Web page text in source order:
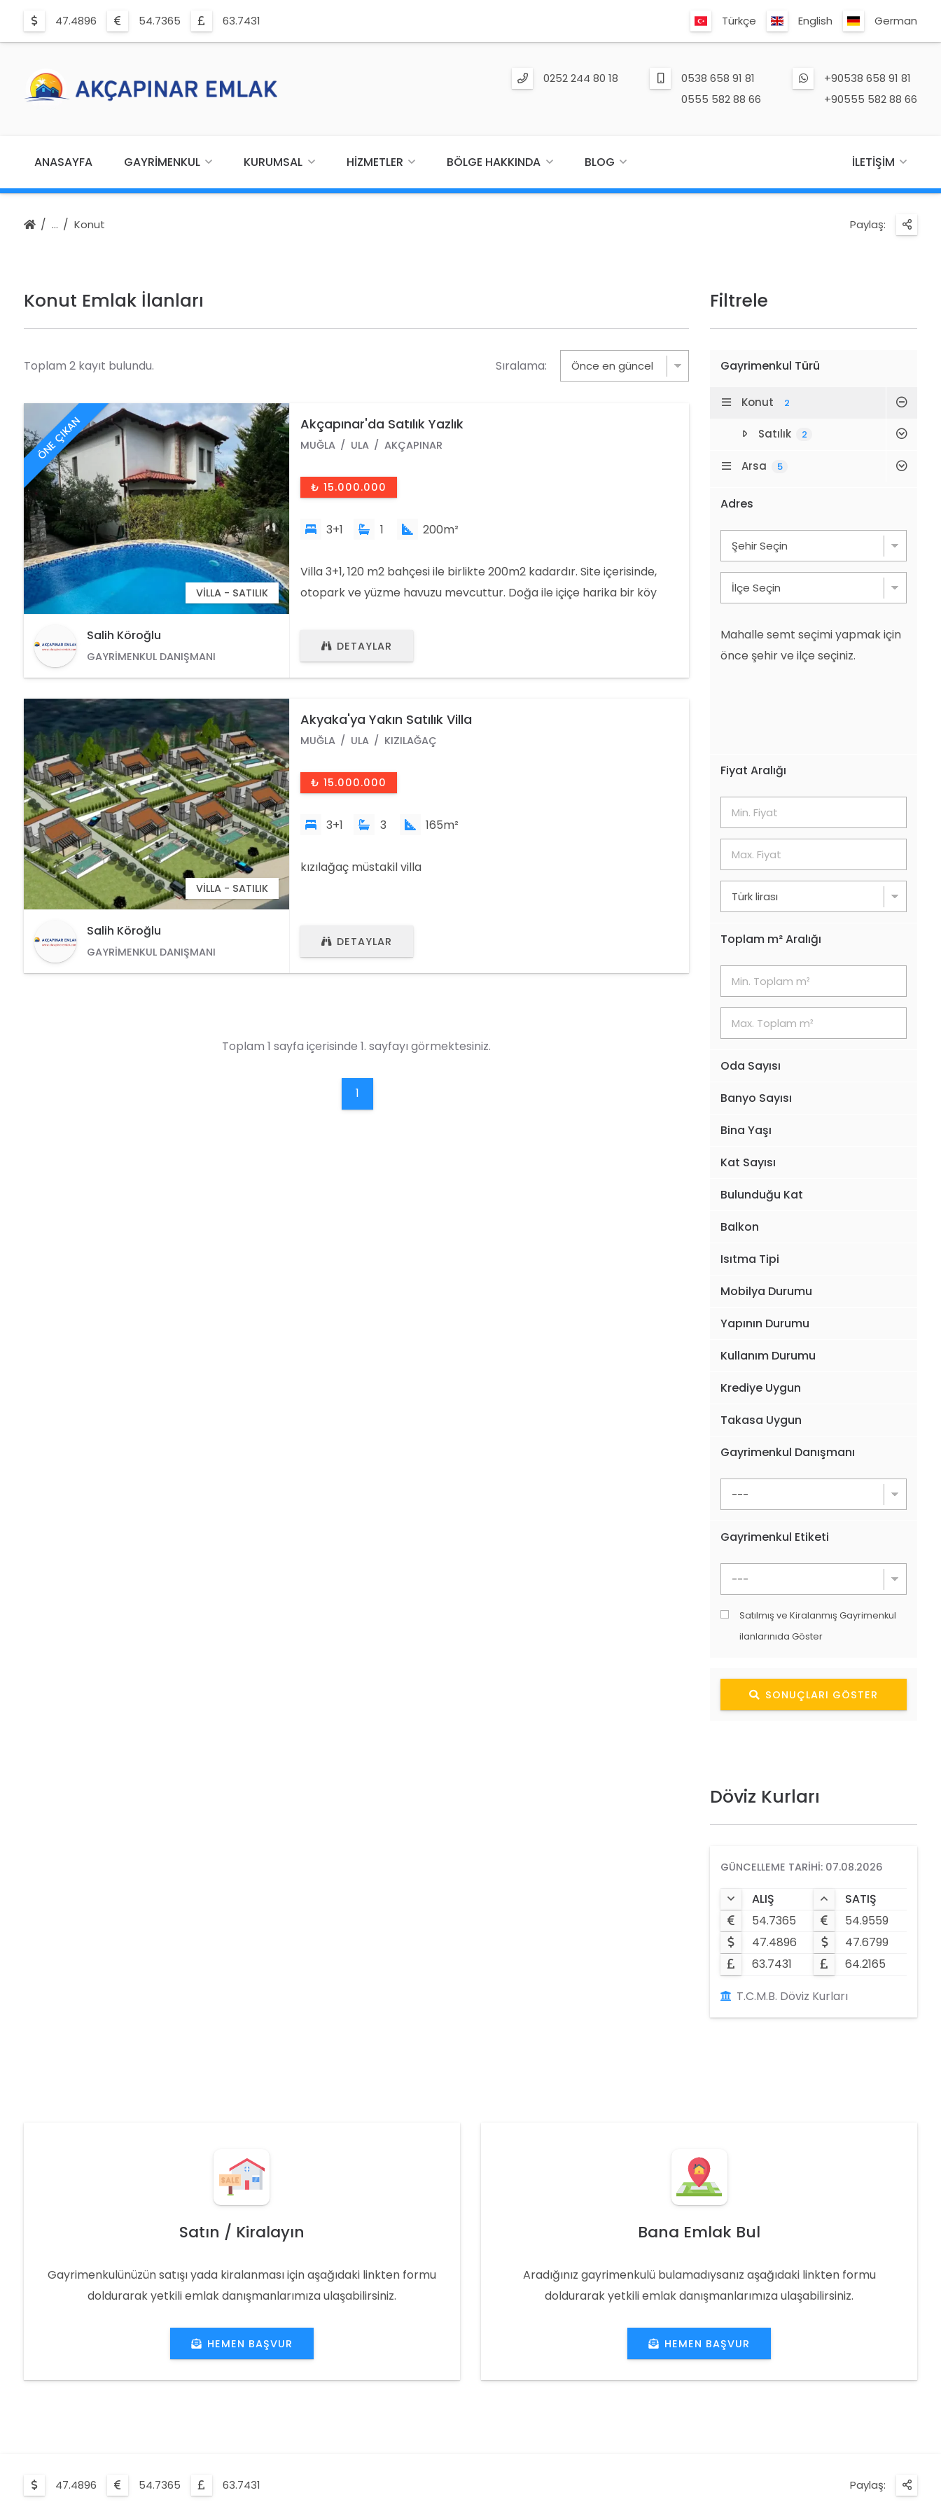
47.4896 54.7365 63.7431 Türkçe English German
0252 244 80 18
0538 658 91 81
0555 582 88 66
+90538 658 91 81
+90555 582 88 66
ANASAYFA GAYRIMENKUL KURUMSAL HIZMETLER BÖLGE HAKKINDA BLOG İLETIŞIM
Konut Paylaş:
Konut Emlak İlanları
Toplam 2 kayıt bulundu. Sıralama:
ÖNE ÇIKAN
VILLA - SATILIK
Akçapınar'da Satılık Yazlık
MUĞLA ULA AKÇAPINAR
₺ 15.000.000
3+1 1 200m²
Villa 3+1, 120 m2 bahçesi ile birlikte 200m2 kadardır. Site içerisinde,
otopark ve yüzme havuzu mevcuttur. Doğa ile içiçe harika bir köy
Salih Köroğlu
GAYRIMENKUL DANIŞMANI
DETAYLAR
VILLA - SATILIK
Akyaka'ya Yakın Satılık Villa
MUĞLA ULA KIZILAĞAÇ
₺ 15.000.000
3+1 3 165m²
kızılağaç müstakil villa
Salih Köroğlu
GAYRIMENKUL DANIŞMANI
DETAYLAR
Toplam 1 sayfa içerisinde 1. sayfayı görmektesiniz.
1
Filtrele
Gayrimenkul Türü
Konut 2
Satılık 2
Arsa 5
Adres
Mahalle semt seçimi yapmak için
önce şehir ve ilçe seçiniz.
Fiyat Aralığı
Toplam m² Aralığı
Oda Sayısı
Banyo Sayısı
Bina Yaşı
Kat Sayısı
Bulunduğu Kat
Balkon
Isıtma Tipi
Mobilya Durumu
Yapının Durumu
Kullanım Durumu
Krediye Uygun
Takasa Uygun
Gayrimenkul Danışmanı
Gayrimenkul Etiketi
Satılmış ve Kiralanmış Gayrimenkul
ilanlarınıda Göster
SONUÇLARI GÖSTER
Döviz Kurları
GÜNCELLEME TARIHI: 07.08.2026
ALIŞ
SATIŞ
54.7365
54.9559
47.4896
47.6799
63.7431
64.2165
T.C.M.B. Döviz Kurları
Satın / Kiralayın
Gayrimenkulünüzün satışı yada kiralanması için aşağıdaki linkten formu
doldurarak yetkili emlak danışmanlarımıza ulaşabilirsiniz.
HEMEN BAŞVUR
Bana Emlak Bul
Aradığınız gayrimenkulü bulamadıysanız aşağıdaki linkten formu
doldurarak yetkili emlak danışmanlarımıza ulaşabilirsiniz.
HEMEN BAŞVUR
47.4896 54.7365 63.7431 Paylaş: